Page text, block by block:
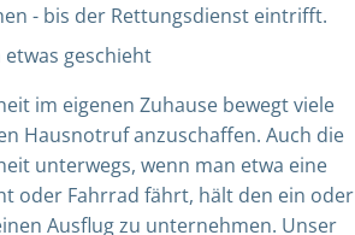
- bis der Rettungsdienst eintrifft.
geschieht
im eigenen Zuhause bewegt viele
Hausnotruf anzuschaffen. Auch die
unterwegs, wenn man etwa eine
oder Fahrrad fährt, hält den ein oder
Ausflug zu unternehmen. Unser